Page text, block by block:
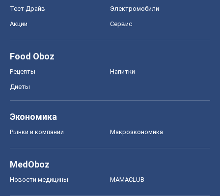
Тест Драйв Электромобили
Акции Сервис
Food Oboz
Рецепты Напитки
Диеты
Экономика
Рынки и компании Mакроэкономика
MedOboz
Новости медицины MAMACLUB